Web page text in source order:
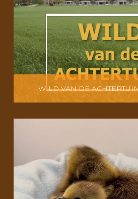
WILD VAN DE